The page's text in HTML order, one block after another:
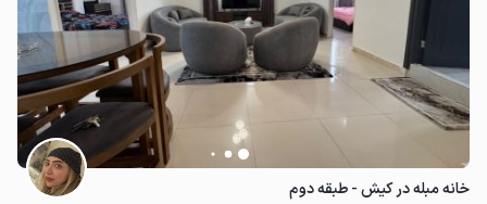
خانه مبله در کیش - طبقه دوم